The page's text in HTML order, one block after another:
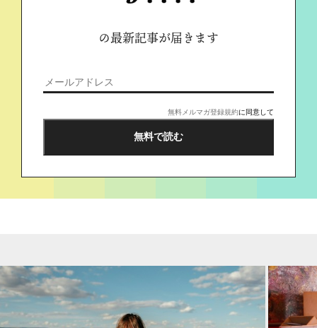
の最新記事が届きます
無料メルマガ登録規約に同意して